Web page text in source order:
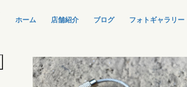
ホーム 店舗紹介 ブログ フォトギャラリー